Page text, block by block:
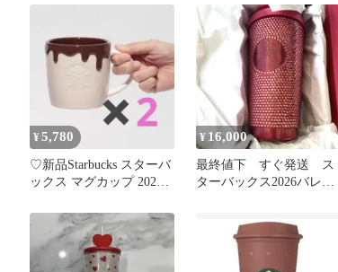
¥5,780
♡新品Starbucks スターバ
ックス マグカップ 2026
¥ 16,000
最終値下 すぐ発送 ス
ターバックス2026バレン